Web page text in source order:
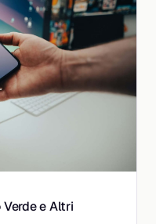
Verde e Altri